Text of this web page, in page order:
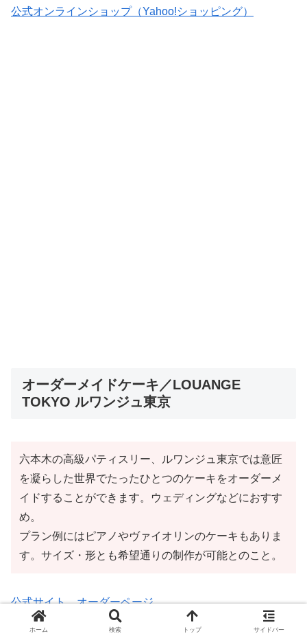
公式オンラインショップ（Yahoo!ショッピング）
オーダーメイドケーキ／LOUANGE
TOKYO ルワンジュ東京
六本木の高級パティスリー、ルワンジュ東京では意匠
を凝らした世界でたったひとつのケーキをオーダーメ
イドすることができます。ウェディングなどにおすす
め。
プラン例にはピアノやヴァイオリンのケーキもありま
す。サイズ・形とも希望通りの制作が可能とのこと。
公式サイト オーダーページ
ホーム 検索 トップ サイドバー